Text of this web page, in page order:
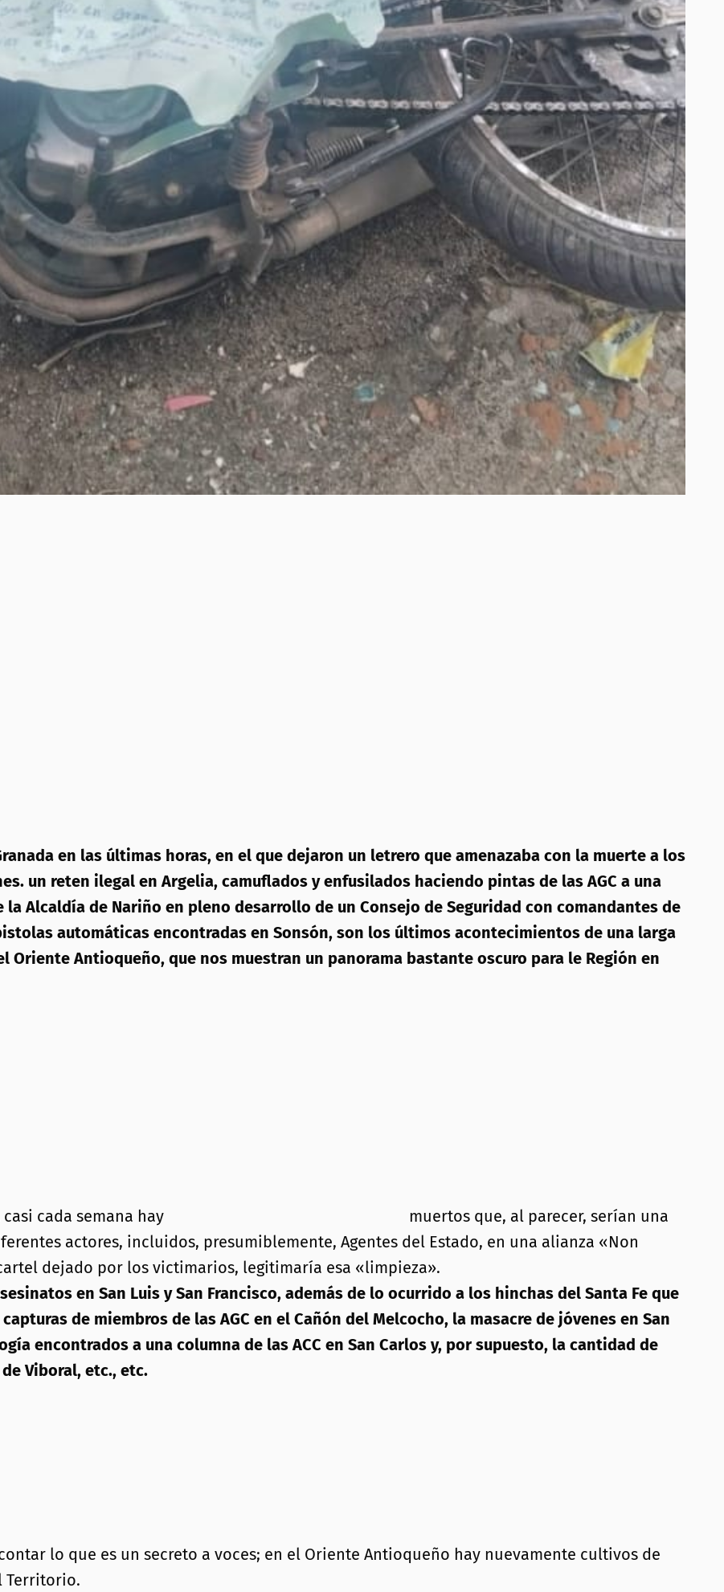
en las últimas horas, en el que dejaron un letrero que amenazaba con la muerte a los
un reten ilegal en Argelia, camuflados y enfusilados haciendo pintas de las AGC a una
Alcaldía de Nariño en pleno desarrollo de un Consejo de Seguridad con comandantes de
automáticas encontradas en Sonsón, son los últimos acontecimientos de una larga
Antioqueño, que nos muestran un panorama bastante oscuro para le Región en
cada semana hay
muertos que, al parecer, serían una
actores, incluidos, presumiblemente, Agentes del Estado, en una alianza «Non
dejado por los victimarios, legitimaría esa «limpieza».
en San Luis y San Francisco, además de lo ocurrido a los hinchas del Santa Fe que
de miembros de las AGC en el Cañón del Melcocho, la masacre de jóvenes en San
encontrados a una columna de las ACC en San Carlos y, por supuesto, la cantidad de
Viboral, etc., etc.
lo que es un secreto a voces; en el Oriente Antioqueño hay nuevamente cultivos de
Territorio.